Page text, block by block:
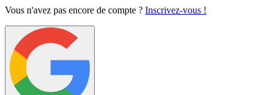
Vous n'avez pas encore de compte ? Inscrivez-vous !